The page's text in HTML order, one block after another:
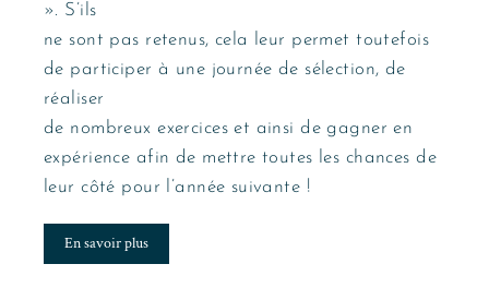
». S’ils
ne sont pas retenus, cela leur permet toutefois
de participer à une journée de sélection, de
réaliser
de nombreux exercices et ainsi de gagner en
expérience afin de mettre toutes les chances de
leur côté pour l’année suivante !
En savoir plus